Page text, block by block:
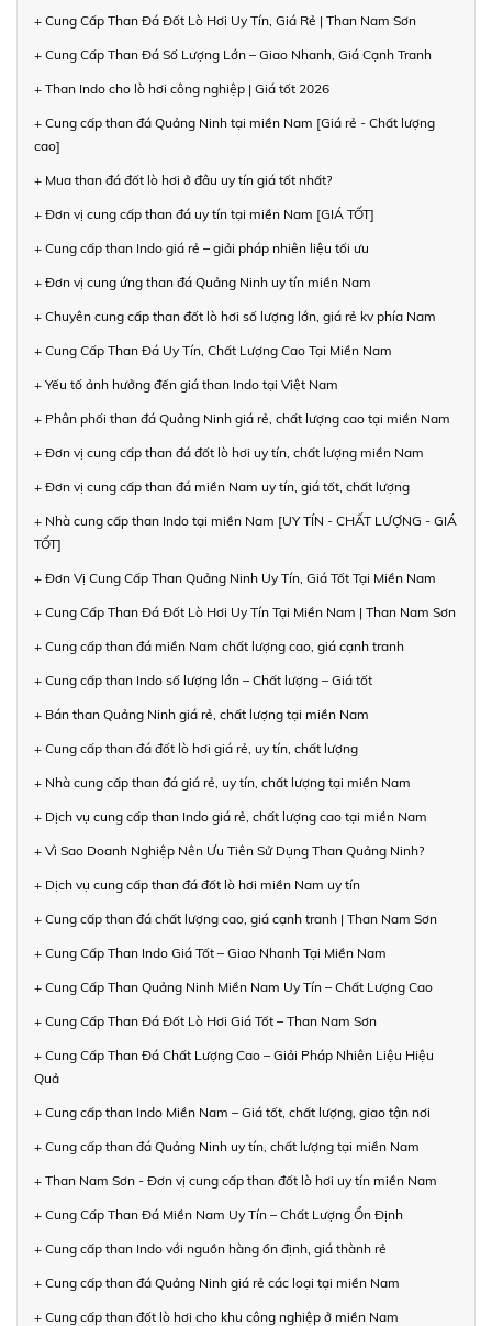
+ Cung Cấp Than Đá Đốt Lò Hơi Uy Tín, Giá Rẻ | Than Nam Sơn
+ Cung Cấp Than Đá Số Lượng Lớn – Giao Nhanh, Giá Cạnh Tranh
+ Than Indo cho lò hơi công nghiệp | Giá tốt 2026
+ Cung cấp than đá Quảng Ninh tại miền Nam [Giá rẻ - Chất lượng
cao]
+ Mua than đá đốt lò hơi ở đâu uy tín giá tốt nhất?
+ Đơn vị cung cấp than đá uy tín tại miền Nam [GIÁ TỐT]
+ Cung cấp than Indo giá rẻ – giải pháp nhiên liệu tối ưu
+ Đơn vị cung ứng than đá Quảng Ninh uy tín miền Nam
+ Chuyên cung cấp than đốt lò hơi số lượng lớn, giá rẻ kv phía Nam
+ Cung Cấp Than Đá Uy Tín, Chất Lượng Cao Tại Miền Nam
+ Yếu tố ảnh hưởng đến giá than Indo tại Việt Nam
+ Phân phối than đá Quảng Ninh giá rẻ, chất lượng cao tại miền Nam
+ Đơn vị cung cấp than đá đốt lò hơi uy tín, chất lượng miền Nam
+ Đơn vị cung cấp than đá miền Nam uy tín, giá tốt, chất lượng
+ Nhà cung cấp than Indo tại miền Nam [UY TÍN - CHẤT LƯỢNG - GIÁ
TỐT]
+ Đơn Vị Cung Cấp Than Quảng Ninh Uy Tín, Giá Tốt Tại Miền Nam
+ Cung Cấp Than Đá Đốt Lò Hơi Uy Tín Tại Miền Nam | Than Nam Sơn
+ Cung cấp than đá miền Nam chất lượng cao, giá cạnh tranh
+ Cung cấp than Indo số lượng lớn – Chất lượng – Giá tốt
+ Bán than Quảng Ninh giá rẻ, chất lượng tại miền Nam
+ Cung cấp than đá đốt lò hơi giá rẻ, uy tín, chất lượng
+ Nhà cung cấp than đá giá rẻ, uy tín, chất lượng tại miền Nam
+ Dịch vụ cung cấp than Indo giá rẻ, chất lượng cao tại miền Nam
+ Vì Sao Doanh Nghiệp Nên Ưu Tiên Sử Dụng Than Quảng Ninh?
+ Dịch vụ cung cấp than đá đốt lò hơi miền Nam uy tín
+ Cung cấp than đá chất lượng cao, giá cạnh tranh | Than Nam Sơn
+ Cung Cấp Than Indo Giá Tốt – Giao Nhanh Tại Miền Nam
+ Cung Cấp Than Quảng Ninh Miền Nam Uy Tín – Chất Lượng Cao
+ Cung Cấp Than Đá Đốt Lò Hơi Giá Tốt – Than Nam Sơn
+ Cung Cấp Than Đá Chất Lượng Cao – Giải Pháp Nhiên Liệu Hiệu
Quả
+ Cung cấp than Indo Miền Nam – Giá tốt, chất lượng, giao tận nơi
+ Cung cấp than đá Quảng Ninh uy tín, chất lượng tại miền Nam
+ Than Nam Sơn - Đơn vị cung cấp than đốt lò hơi uy tín miền Nam
+ Cung Cấp Than Đá Miền Nam Uy Tín – Chất Lượng Ổn Định
+ Cung cấp than Indo với nguồn hàng ổn định, giá thành rẻ
+ Cung cấp than đá Quảng Ninh giá rẻ các loại tại miền Nam
+ Cung cấp than đốt lò hơi cho khu công nghiệp ở miền Nam